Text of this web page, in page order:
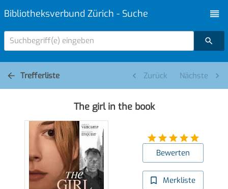
Bibliotheksverbund Zürich - Suche
Suchbegriff(e) eingeben
Trefferliste Zurück Nächste
The girl in the book
Bewerten
Merkliste